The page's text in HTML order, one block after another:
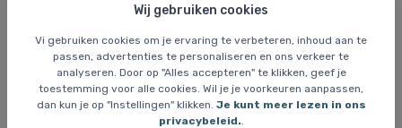
Wij gebruiken cookies
Vi gebruiken cookies om je ervaring te verbeteren, inhoud aan te
passen, advertenties te personaliseren en ons verkeer te
analyseren. Door op "Alles accepteren" te klikken, geef je
toestemming voor alle cookies. Wil je je voorkeuren aanpassen,
dan kun je op "Instellingen" klikken. Je kunt meer lezen in ons
privacybeleid..
Vergelijkbare items